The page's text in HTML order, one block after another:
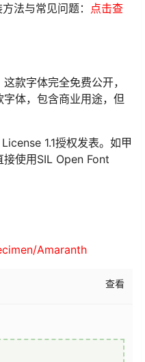
法与常见问题： 点击查
款字体完全免费公开，
体，包含商业用途，但
1.1授权发表。如甲
接使用SIL Open Font
Amaranth
查看